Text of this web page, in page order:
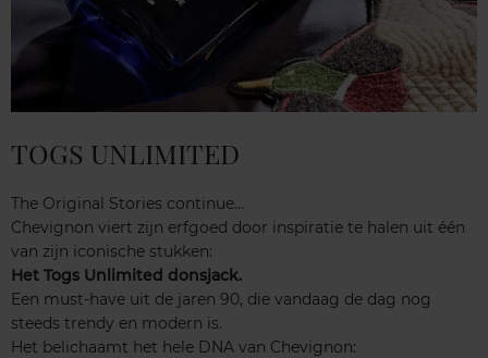
TOGS UNLIMITED
The Original Stories continue…
Chevignon viert zijn erfgoed door inspiratie te halen uit één
van zijn iconische stukken:
Het Togs Unlimited donsjack.
Een must-have uit de jaren 90, die vandaag de dag nog
steeds trendy en modern is.
Het belichaamt het hele DNA van Chevignon: